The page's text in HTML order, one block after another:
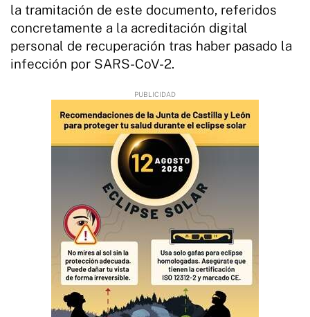
la tramitación de este documento, referidos
concretamente a la acreditación digital
personal de recuperación tras haber pasado la
infección por SARS-CoV-2.